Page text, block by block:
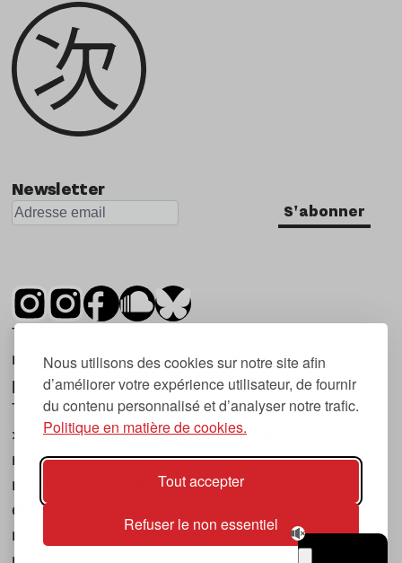
Nous utilisons des cookies sur notre site afin
d’améliorer votre expérience utilisateur, de fournir
du contenu personnalisé et d’analyser notre trafic.
Politique en matière de cookies.
Tout accepter
Refuser le non essentiel
Newsletter
S'abonner
Tsugi est un mensuel indépendant sur la
musique et les nouvelles tendances, dont la
première parution date de 2007.
Tsugi en japonais signifie « prochain », « suivant
», ce qui correspond à la thématique du
magazine, à l’affût des nouvelles tendances
musicales, qu’elles viennent de la musique
électronique, du rock ou du hip hop, et des
nouveaux phénomènes de société liés à la